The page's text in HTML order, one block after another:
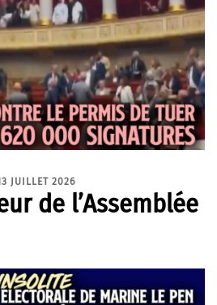
JUILLET 2026
de l’Assemblée